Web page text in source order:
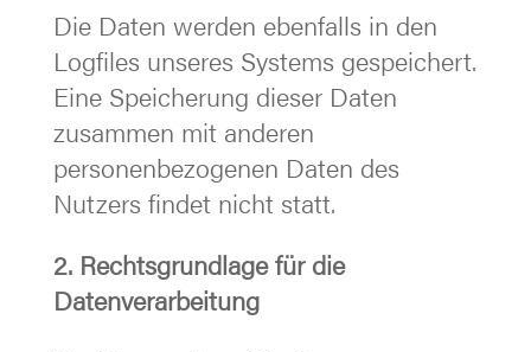
Die Daten werden ebenfalls in den
Logfiles unseres Systems gespeichert.
Eine Speicherung dieser Daten
zusammen mit anderen
personenbezogenen Daten des
Nutzers findet nicht statt.
2. Rechtsgrundlage für die
Datenverarbeitung